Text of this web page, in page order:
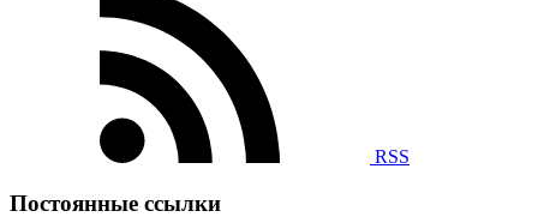
RSS
Постоянные ссылки